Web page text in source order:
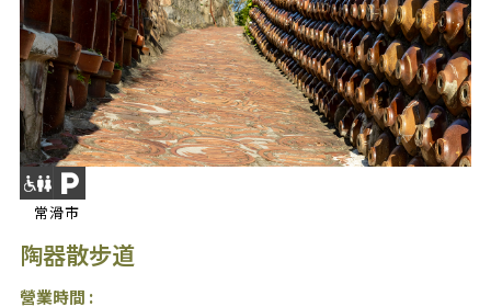
常滑市
陶器散步道
營業時間 :